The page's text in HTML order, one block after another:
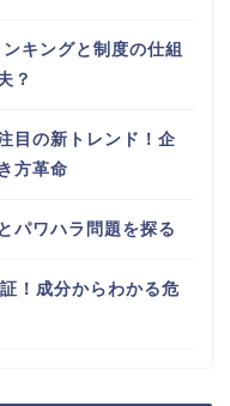
キングと制度の仕組
？
目の新トレンド！企
方革命
パワハラ問題を探る
！成分からわかる危